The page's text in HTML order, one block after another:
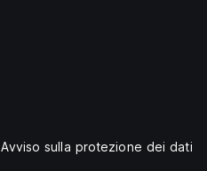
Avviso sulla protezione dei dati